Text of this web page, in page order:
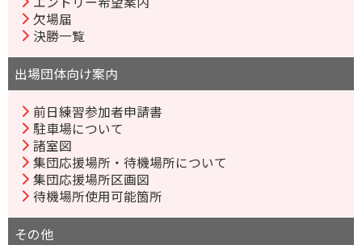
欠場届
決勝一覧
出場団体向け案内
前日練習参加者申請書
駐車場について
諸室図
集団応援場所・待機場所について
集団応援場所区画図
待機場所使用可能箇所
その他